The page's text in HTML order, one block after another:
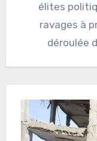
élites
ravages à
déroulée